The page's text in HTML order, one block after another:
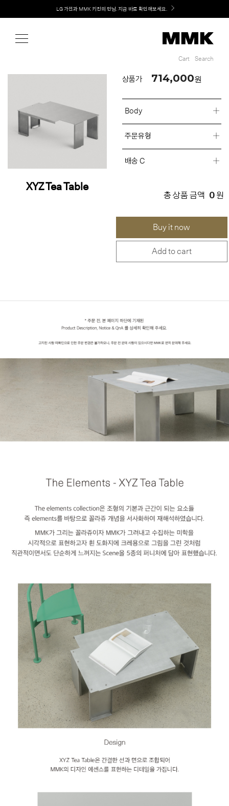
LG 가전과 MMK 키친의 만남. 지금 바로 확인해보세요.
Cart Search
XYZ Tea Table
상품가 714,000원
Body
주문유형
배송 C
총 상품 금액 0 원
Buy it now
Add to cart